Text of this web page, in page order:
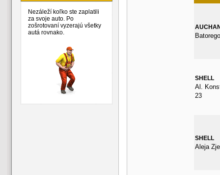
Nezáleží koľko ste zaplatili
za svoje auto. Po
zošrotovaní vyzerajú všetky
autá rovnako.
SHELL
Al.
23
SHELL
Aleja